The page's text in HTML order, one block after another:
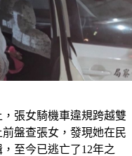
張女騎機車違規跨越雙
盤查張女，發現她在民
至今已逃亡了12年之